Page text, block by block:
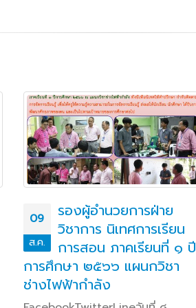
09
ส.ค.
รองผู้อำนวยการฝ่าย
วิชาการ นิเทศการเรียน
การสอน ภาคเรียนที่ ๑ ปี
การศึกษา ๒๕๖๖ แผนกวิชา
ช่างไฟฟ้ากำลัง